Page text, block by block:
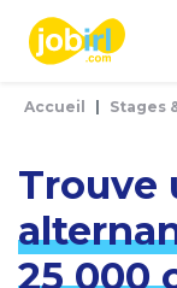
Accueil Stages
Trouve
25 000
Panneau de